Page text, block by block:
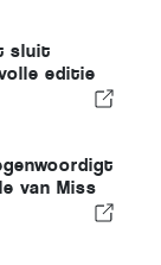
sluit
editie
van Miss